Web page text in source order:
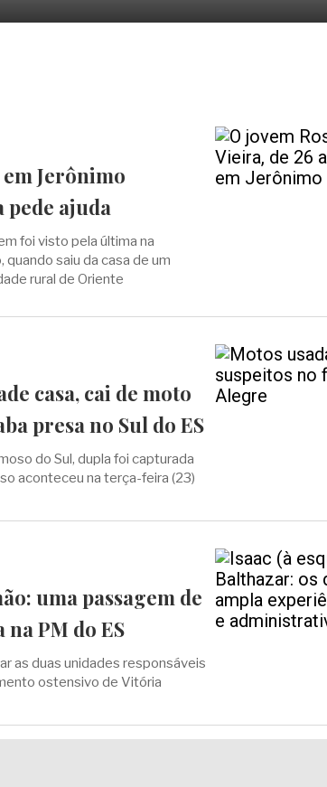
Jerônimo
ajuda
foi visto pela última na
saiu da casa de um
rural de Oriente
casa, cai de moto
presa no Sul do ES
do Sul, dupla foi capturada
aconteceu na terça-feira (23)
uma passagem de
PM do ES
as duas unidades responsáveis
ostensivo de Vitória